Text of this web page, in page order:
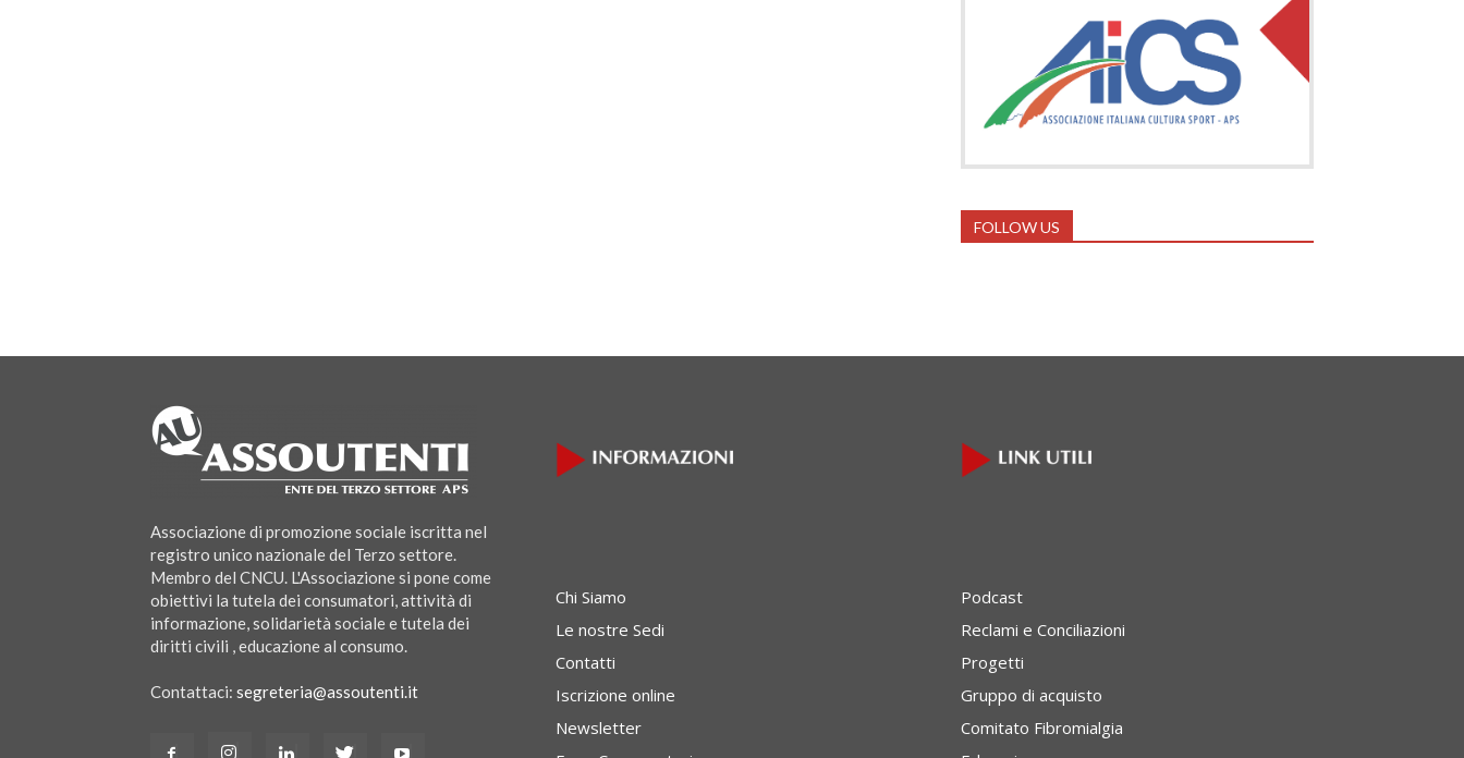
FOLLOW US
Associazione di promozione sociale iscritta nel
registro unico nazionale del Terzo settore.
Membro del CNCU. L'Associazione si pone come
obiettivi la tutela dei consumatori, attività di
informazione, solidarietà sociale e tutela dei
diritti civili , educazione al consumo.
Contattaci: segreteria@assoutenti.it
Chi Siamo
Le nostre Sedi
Contatti
Iscrizione online
Newsletter
Podcast
Reclami e Conciliazioni
Progetti
Gruppo di acquisto
Comitato Fibromialgia